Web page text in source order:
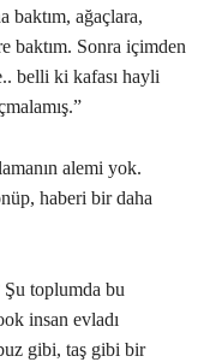
baktım, ağaçlara,
baktım. Sonra içimden
belli ki kafası hayli
alemi yok.
haberi bir daha
toplumda bu
insan evladı
gibi, taş gibi bir